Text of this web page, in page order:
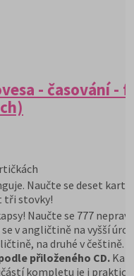
- časování -
Naučte se deset
tři stovky!
Naučte se 777
v angličtině na vyšší
na druhé v češtině.
přiloženého CD.
kompletu je i